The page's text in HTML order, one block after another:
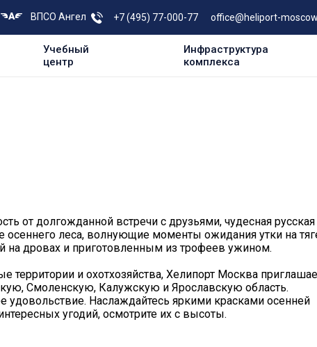
ВПСО Ангел +7 (495) 77-000-77 office@heliport-
Учебный
центр
Инфраструктура
комплекса
от долгожданной встречи с друзьями, чудесная русская
осеннего леса, волнующие моменты ожидания утки на
на дровах и приготовленным из трофеев ужином.
территории и охотхозяйства, Хелипорт Москва
Смоленскую, Калужскую и Ярославскую область.
удовольствие. Наслаждайтесь яркими красками осенней
угодий, осмотрите их с высоты.